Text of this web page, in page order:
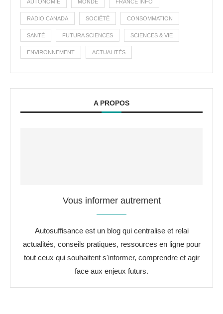
AUTONOMIE MONDE FRANCE INFO
RADIO CANADA SOCIÉTÉ CONSOMMATION
SANTÉ FUTURA SCIENCES SCIENCES & VIE
ENVIRONNEMENT ACTUALITÉS
A PROPOS
Vous informer autrement
Autosuffisance est un blog qui centralise et relai
actualités, conseils pratiques, ressources en ligne pour
tout ceux qui souhaitent s'informer, comprendre et agir
face aux enjeux futurs.